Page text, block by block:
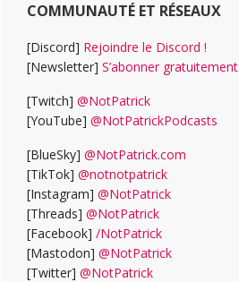
COMMUNAUTÉ ET RÉSEAUX
[Discord] Rejoindre le Discord !
[Newsletter] S’abonner gratuitement
[Twitch] @NotPatrick
[YouTube] @NotPatrickPodcasts
[BlueSky] @NotPatrick.com
[TikTok] @notnotpatrick
[Instagram] @NotPatrick
[Threads] @NotPatrick
[Facebook] /NotPatrick
[Mastodon] @NotPatrick
[Twitter] @NotPatrick